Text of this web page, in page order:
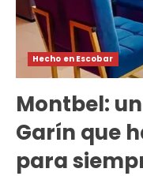
Hecho en Escobar
Montbel:
Garín que
para